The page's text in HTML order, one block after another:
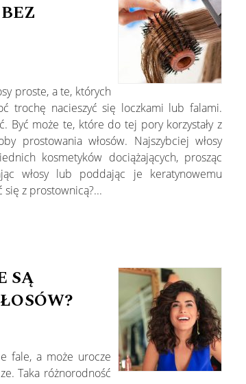
proste, a te, których
trochę nacieszyć się loczkami lub falami.
Być może te, które do tej pory korzystały z
prostowania włosów. Najszybciej włosy
kosmetyków dociążających, prosząc
włosy lub poddając je keratynowemu
z prostownicą?...
SĄ
fale, a może urocze
Taka różnorodność